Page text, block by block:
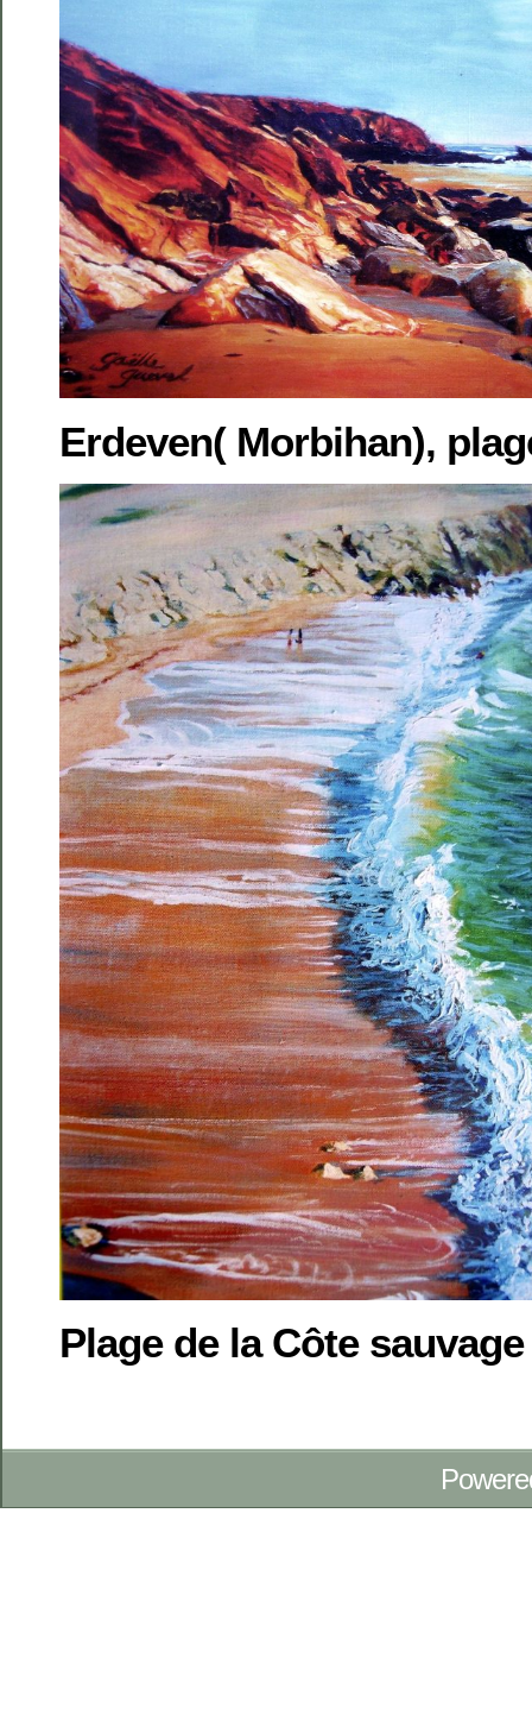
Erdeven( Morbihan),
Plage de la Côte